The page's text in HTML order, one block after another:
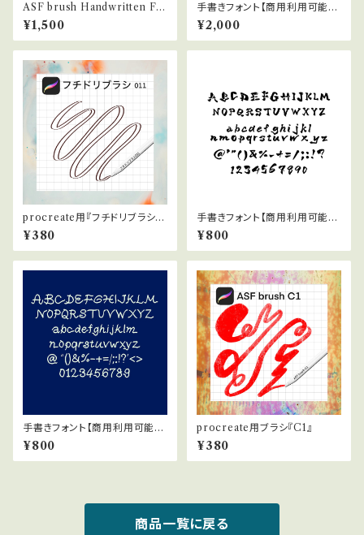
ASF brush Handwritten Fo
nt 018
¥1,500
手書きフォント【商用利用可能】0
39
¥2,000
procreate用『フチドリブラシ白
011』
¥380
手書きフォント【商用利用可能】0
28
¥800
手書きフォント【商用利用可能】0
40
¥800
procreate用ブラシ『C1』
¥380
商品一覧に戻る